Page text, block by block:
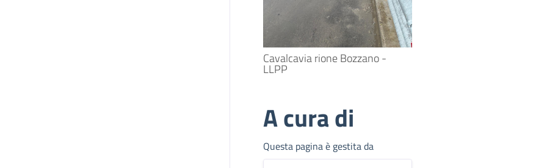
Cavalcavia rione Bozzano -
LLPP
A cura di
Questa pagina è gestita da